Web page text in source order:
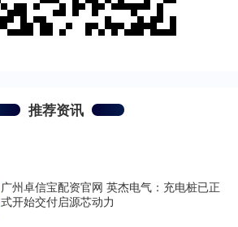
推荐资讯
广州卓信宝配资官网 英杰电气：充电桩已正
式开始交付启源芯动力